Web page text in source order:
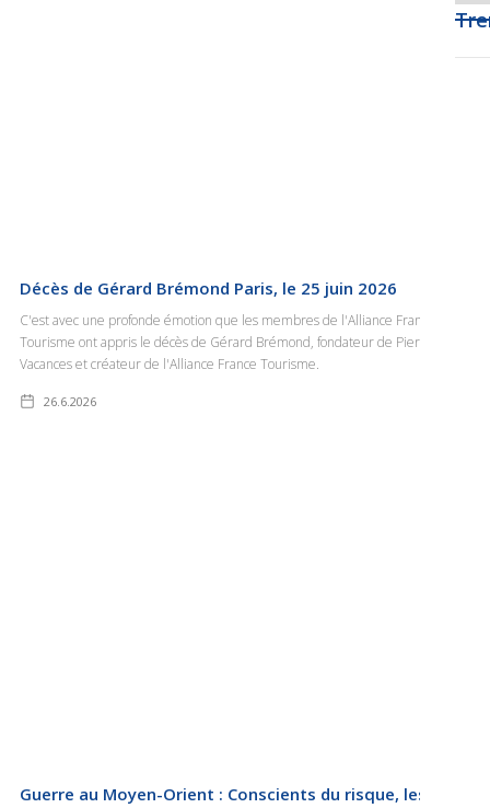
Décès de Gérard Brémond Paris, le 25 juin 2026
C'est avec une profonde émotion que les membres de l'Alliance France
Tourisme ont appris le décès de Gérard Brémond, fondateur de Pierre &
Vacances et créateur de l'Alliance France Tourisme.
26.6.2026
Guerre au Moyen-Orient : Conscients du risque, les